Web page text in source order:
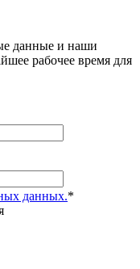
данные и наши
рабочее время для
данных.*